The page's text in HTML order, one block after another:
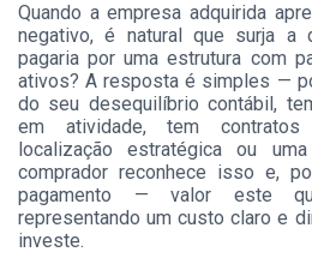
Quando a empresa adquirida
negativo, é natural que surja a
pagaria por uma estrutura com
ativos? A resposta é simples —
do seu desequilíbrio contábil,
em atividade, tem
localização estratégica ou
comprador reconhece isso e,
pagamento — valor este
representando um custo claro e
investe.